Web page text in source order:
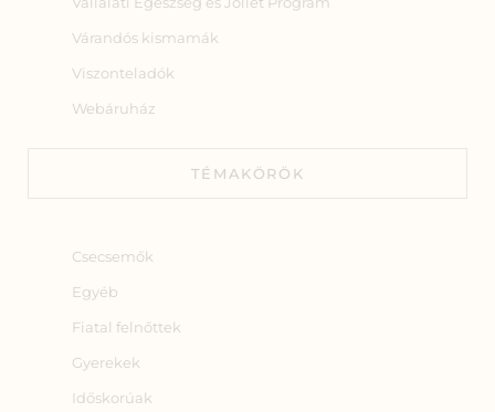
Várandós kismamák
Viszonteladók
Webáruház
TÉMAKÖRÖK
Csecsemők
Egyéb
Fiatal felnőttek
Gyerekek
Időskorúak